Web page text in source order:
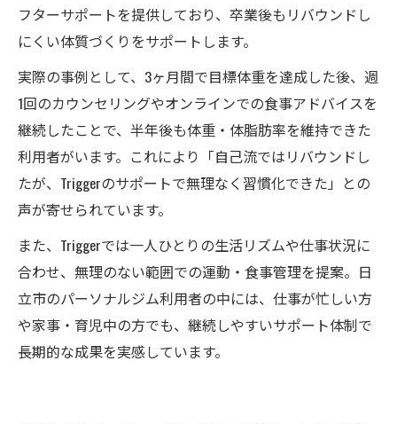
フターサポートを提供しており、卒業後もリバウンドし
にくい体質づくりをサポートします。
実際の事例として、3ヶ月間で目標体重を達成した後、週
1回のカウンセリングやオンラインでの食事アドバイスを
継続したことで、半年後も体重・体脂肪率を維持できた
利用者がいます。これにより「自己流ではリバウンドし
たが、Triggerのサポートで無理なく習慣化できた」との
声が寄せられています。
また、Triggerでは一人ひとりの生活リズムや仕事状況に
合わせ、無理のない範囲での運動・食事管理を提案。日
立市のパーソナルジム利用者の中には、仕事が忙しい方
や家事・育児中の方でも、継続しやすいサポート体制で
長期的な成果を実感しています。